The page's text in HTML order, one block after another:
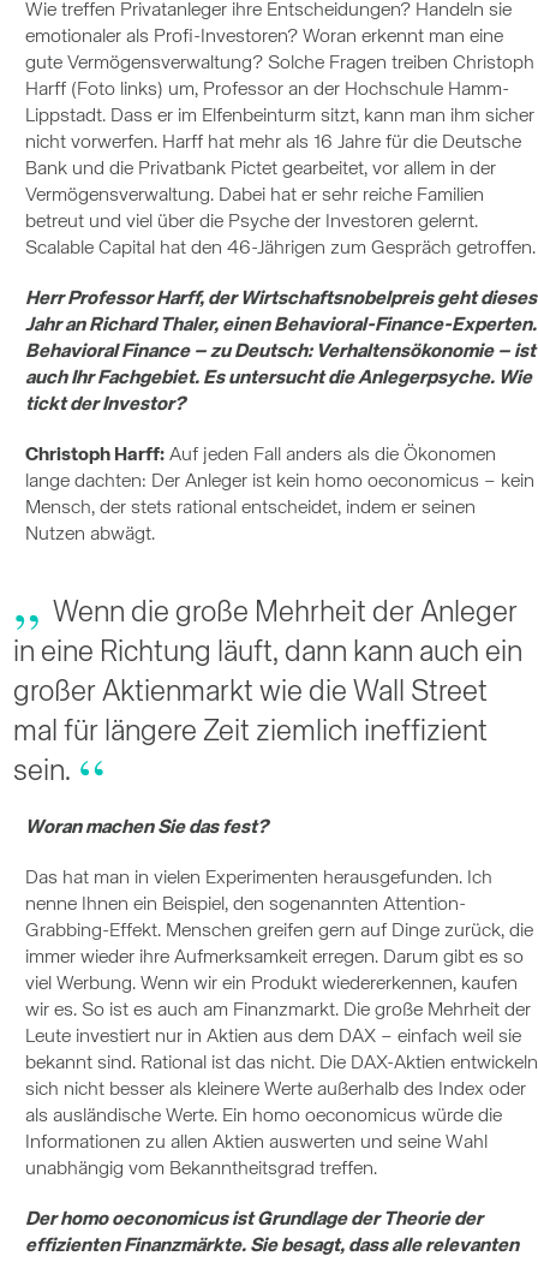
Wie treffen Privatanleger ihre Entscheidungen? Handeln sie
emotionaler als Profi-Investoren? Woran erkennt man eine
gute Vermögensverwaltung? Solche Fragen treiben Christoph
Harff (Foto links) um, Professor an der Hochschule Hamm-
Lippstadt. Dass er im Elfenbeinturm sitzt, kann man ihm sicher
nicht vorwerfen. Harff hat mehr als 16 Jahre für die Deutsche
Bank und die Privatbank Pictet gearbeitet, vor allem in der
Vermögensverwaltung. Dabei hat er sehr reiche Familien
betreut und viel über die Psyche der Investoren gelernt.
Scalable Capital hat den 46-Jährigen zum Gespräch getroffen.
Herr Professor Harff, der Wirtschaftsnobelpreis geht dieses
Jahr an Richard Thaler, einen Behavioral-Finance-Experten.
Behavioral Finance – zu Deutsch: Verhaltensökonomie – ist
auch Ihr Fachgebiet. Es untersucht die Anlegerpsyche. Wie
tickt der Investor?
Christoph Harff: Auf jeden Fall anders als die Ökonomen
lange dachten: Der Anleger ist kein homo oeconomicus – kein
Mensch, der stets rational entscheidet, indem er seinen
Nutzen abwägt.
Wenn die große Mehrheit der Anleger
in eine Richtung läuft, dann kann auch ein
großer Aktienmarkt wie die Wall Street
mal für längere Zeit ziemlich ineffizient
sein.
Woran machen Sie das fest?
Das hat man in vielen Experimenten herausgefunden. Ich
nenne Ihnen ein Beispiel, den sogenannten Attention-
Grabbing-Effekt. Menschen greifen gern auf Dinge zurück, die
immer wieder ihre Aufmerksamkeit erregen. Darum gibt es so
viel Werbung. Wenn wir ein Produkt wiedererkennen, kaufen
wir es. So ist es auch am Finanzmarkt. Die große Mehrheit der
Leute investiert nur in Aktien aus dem DAX – einfach weil sie
bekannt sind. Rational ist das nicht. Die DAX-Aktien entwickeln
sich nicht besser als kleinere Werte außerhalb des Index oder
als ausländische Werte. Ein homo oeconomicus würde die
Informationen zu allen Aktien auswerten und seine Wahl
unabhängig vom Bekanntheitsgrad treffen.
Der homo oeconomicus ist Grundlage der Theorie der
effizienten Finanzmärkte. Sie besagt, dass alle relevanten